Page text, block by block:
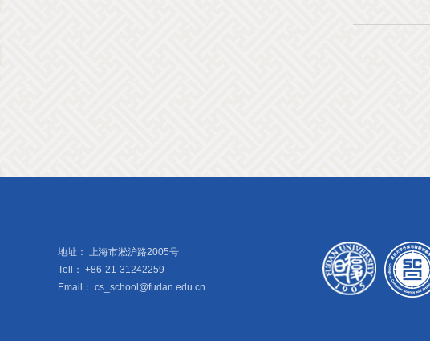
地址：
上海市淞沪路2005号
Tell： +86-21-31242259
Email： cs_school@fudan.edu.cn